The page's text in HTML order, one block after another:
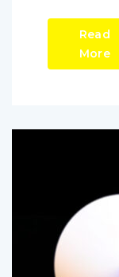
Read
More